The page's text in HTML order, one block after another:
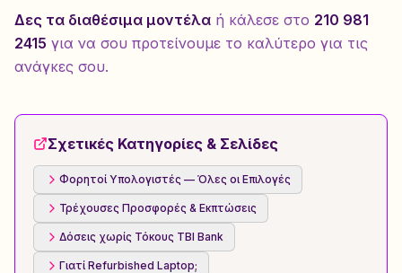
Δες τα διαθέσιμα μοντέλα ή κάλεσε στο 210 981
2415 για να σου προτείνουμε το καλύτερο για τις
ανάγκες σου.
Σχετικές Κατηγορίες & Σελίδες
Φορητοί Υπολογιστές — Όλες οι Επιλογές
Τρέχουσες Προσφορές & Εκπτώσεις
Δόσεις χωρίς Τόκους TBI Bank
Γιατί Refurbished Laptop;